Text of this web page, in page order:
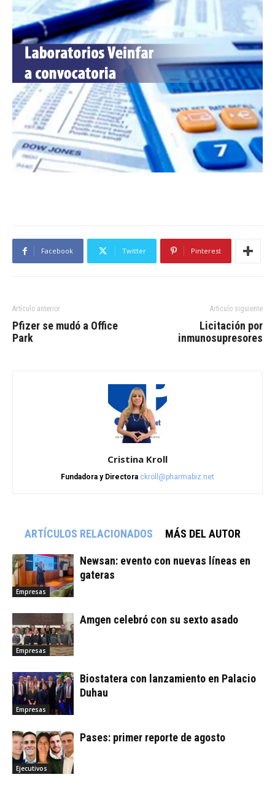
Facebook Twitter Pinterest
Artículo anterior
Pfizer se mudó a Office
Park
Artículo siguiente
Licitación por
inmunosupresores
Cristina Kroll
Fundadora y Directora ckroll@pharmabiz.net
ARTÍCULOS RELACIONADOS MÁS DEL AUTOR
Empresas
Newsan: evento con nuevas líneas en
gateras
Empresas
Amgen celebró con su sexto asado
Empresas
Biostatera con lanzamiento en Palacio
Duhau
Ejecutivos
Pases: primer reporte de agosto